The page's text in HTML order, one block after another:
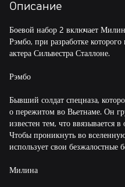
Описание
Боевой набор 2 включает
Рэмбо, при разработке
актера Сильвестра Сталлоне.
Рэмбо
Бывший солдат спецназа,
о пережитом во Вьетнаме. Он
известен тем, что ввязывается
Чтобы проникнуть во
использует свои безжалостные
Милина